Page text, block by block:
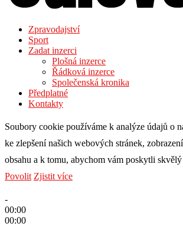
Zpravodajství
Sport
Zadat inzerci
Plošná inzerce
Řádková inzerce
Společenská kronika
Předplatné
Kontakty
Soubory cookie používáme k analýze údajů o
ke zlepšení našich webových stránek,
obsahu a k tomu, abychom vám poskytli
Povolit Zjistit více
-
00:00
00:00